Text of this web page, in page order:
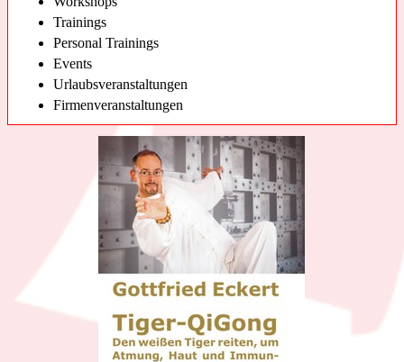
Trainings
Personal Trainings
Events
Urlaubsveranstaltungen
Firmenveranstaltungen